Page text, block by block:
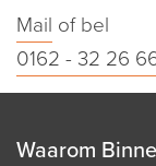
Mail of bel
0162 - 32 26
Waarom